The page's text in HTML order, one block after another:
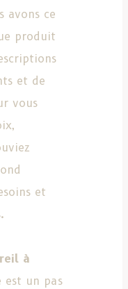
avons ce
produit
et de
vous
et
à
est un pas